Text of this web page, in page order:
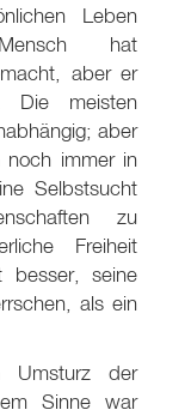
Leben
hat
aber er
Die meisten
aber
immer in
Selbstsucht
zu
Freiheit
besser, seine
als ein
Umsturz der
Sinne war